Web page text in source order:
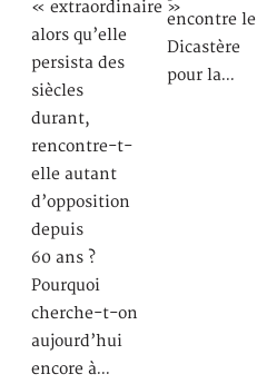
« extraordinaire »
alors qu’elle
persista des
siècles
durant,
rencontre-t-
elle autant
d’opposition
depuis
60 ans ?
Pourquoi
cherche-t-on
aujourd’hui
encore à…
encontre le
Dicastère
pour la…